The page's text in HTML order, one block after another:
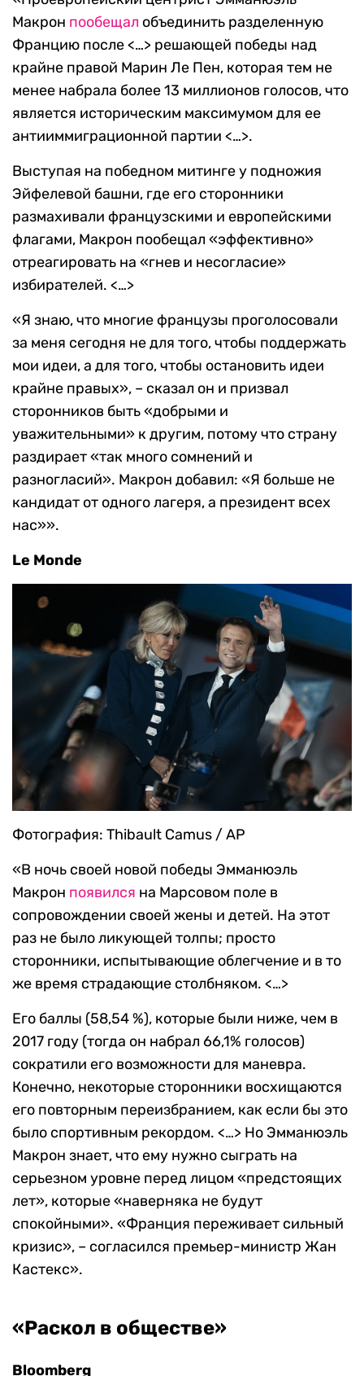
Макрон пообещал объединить разделенную
Францию после <…> решающей победы над
крайне правой Марин Ле Пен, которая тем не
менее набрала более 13 миллионов голосов, что
является историческим максимумом для ее
антииммиграционной партии <…>.
Выступая на победном митинге у подножия
Эйфелевой башни, где его сторонники
размахивали французскими и европейскими
флагами, Макрон пообещал «эффективно»
отреагировать на «гнев и несогласие»
избирателей. <…>
«Я знаю, что многие французы проголосовали
за меня сегодня не для того, чтобы поддержать
мои идеи, а для того, чтобы остановить идеи
крайне правых», – сказал он и призвал
сторонников быть «добрыми и
уважительными» к другим, потому что страну
раздирает «так много сомнений и
разногласий». Макрон добавил: «Я больше не
кандидат от одного лагеря, а президент всех
нас»».
Le Monde
Фотография: Thibault Camus / AP
«В ночь своей новой победы Эмманюэль
Макрон появился на Марсовом поле в
сопровождении своей жены и детей. На этот
раз не было ликующей толпы; просто
сторонники, испытывающие облегчение и в то
же время страдающие столбняком. <…>
Его баллы (58,54 %), которые были ниже, чем в
2017 году (тогда он набрал 66,1% голосов)
сократили его возможности для маневра.
Конечно, некоторые сторонники восхищаются
его повторным переизбранием, как если бы это
было спортивным рекордом. <…> Но Эмманюэль
Макрон знает, что ему нужно сыграть на
серьезном уровне перед лицом «предстоящих
лет», которые «наверняка не будут
спокойными». «Франция переживает сильный
кризис», – согласился премьер-министр Жан
Кастекс».
«Раскол в обществе»
Bloomberg